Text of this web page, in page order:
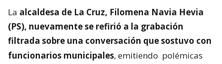
La alcaldesa de La Cruz, Filomena Navia Hevia
(PS), nuevamente se refirió a la grabación
filtrada sobre una conversación que sostuvo con
funcionarios municipales, emitiendo polémicas